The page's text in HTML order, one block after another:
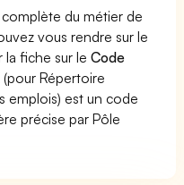
du métier de
vous rendre sur le
la fiche sur leCode
(pour Répertoire
emplois) est un code
précise par Pôle